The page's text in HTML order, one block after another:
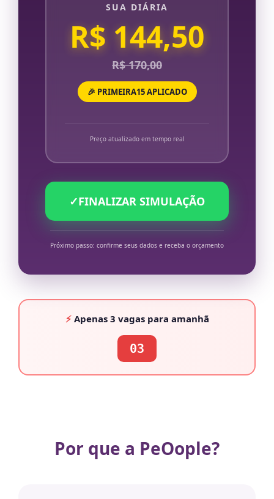
SUA DIÁRIA
R$ 144,50
R$ 170,00
🎉 PRIMEIRA15 APLICADO
Preço atualizado em tempo real
✓FINALIZAR SIMULAÇÃO
Próximo passo: confirme seus dados e receba o orçamento
⚡Apenas 3 vagaspara amanhã
03
Por que a PeOople?